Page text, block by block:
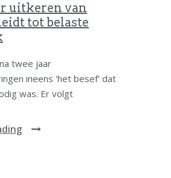
uitkeren van
tot belaste
twee jaar
ineens 'het besef' dat
was. Er volgt